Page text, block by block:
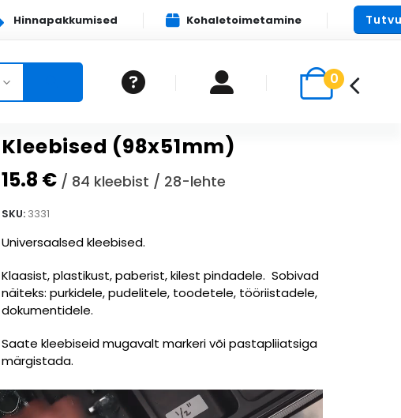
Hinnapakkumised Kohaletoimetamine
0
Kleebised (98x51mm)
15.8 € / 84 kleebist / 28-lehte
SKU: 3331
Universaalsed kleebised.
Klaasist, plastikust, paberist, kilest pindadele. Sobivad
näiteks: purkidele, pudelitele, toodetele, tööriistadele,
dokumentidele.
Saate kleebiseid mugavalt markeri või pastapliiatsiga
märgistada.